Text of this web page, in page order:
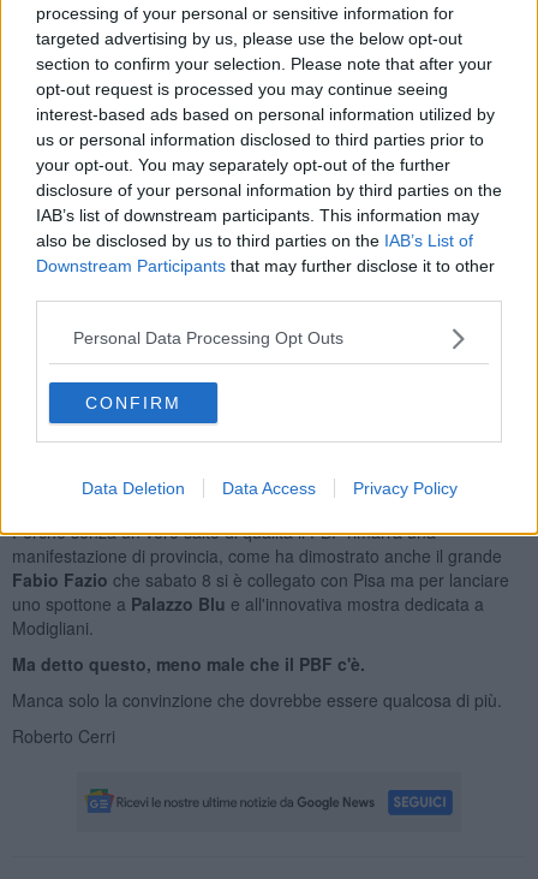
processing of your personal or sensitive information for
targeted advertising by us, please use the below opt-out
section to confirm your selection. Please note that after your
opt-out request is processed you may continue seeing
interest-based ads based on personal information utilized by
us or personal information disclosed to third parties prior to
your opt-out. You may separately opt-out of the further
disclosure of your personal information by third parties on the
IAB’s list of downstream participants. This information may
also be disclosed by us to third parties on the IAB’s List of
Downstream Participants that may further disclose it to other
Personal Data Processing Opt Outs
CONFIRM
Data Deletion Data Access Privacy Policy
una visita fatta conGoogle Glass nei prossimi anni ci darà in
tempo reale qual è la vendita media di ciascun volume e quale la
qualità media di autori ed editori.
Basandomi sulla mia trentennale esperienza di bibliotecario di
provincia (quella di Pisa) confermo che anche quest'anno la qualità
è stata bassa. Ho sfogliato qualcosa, esaminato titoli, cercato nomi
di autori nel data base della mia mente. Può darsi che mi sbagli,
ma la sensazione resta modesta.
Temi forti e innovativi non li ho visti rappresentati: poca scienza,
pochissima tecnologia, pochi libri che parlano o dovrebbero parlare
dai libri di carta? La carta è destinata ai ragazzi,
all'intrattenimento e al rincitrullimento?
Può essere. Resta il fatto che l'editoria che conta (e non solo le
grandi case editrici) continua a snobbare il PBF e questo è un
problema culturale serio che gli uomini e le donne che resistono del
partnership che vadano oltre il loro ombelico.
Perchè senza un vero salto di qualità il PBF rimarrà una
manifestazione di provincia, come ha dimostrato anche il grande
Fabio Fazio che sabato 8 si è collegato con Pisa ma per lanciare
uno spottone a Palazzo Blu e all'innovativa mostra dedicata a
Modigliani.
Ma detto questo, meno male che il PBF c'è.
Manca solo la convinzione che dovrebbe essere qualcosa di più.
Roberto Cerri